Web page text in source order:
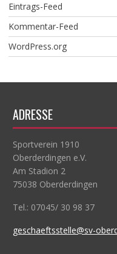
Eintrags-Feed
Kommentar-Feed
WordPress.org
ADRESSE
Sportverein 1910
Oberderdingen e.V.
Am Stadion 2
75038 Oberderdingen
Tel.: 07045/ 30 98 37
geschaeftsstelle@sv-